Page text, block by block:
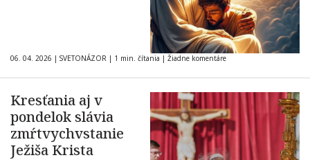
06. 04. 2026 | SVETONÁZOR | 1 min. čítania | Žiadne komentáre
Kresťania aj v
pondelok slávia
zmŕtvychvstanie
Ježiša Krista